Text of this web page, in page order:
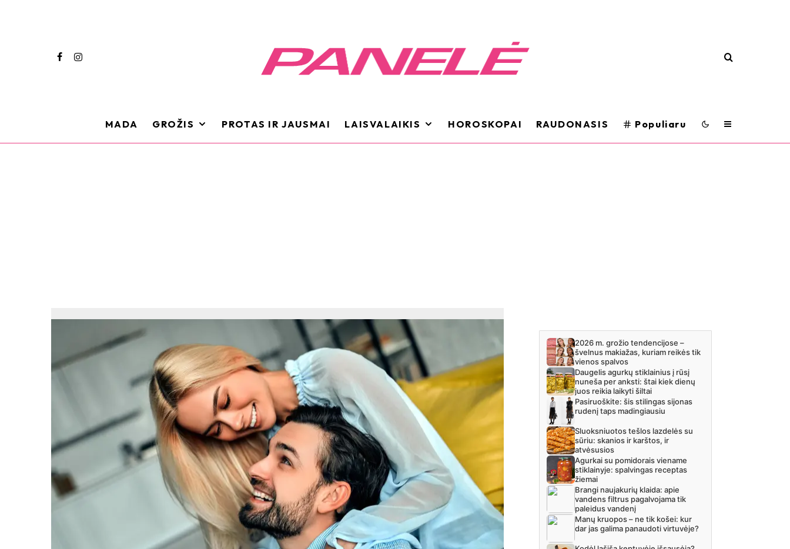
MADA GROŽIS PROTAS IR JAUSMAI LAISVALAIKIS HOROSKOPAI RAUDONASIS Populiaru